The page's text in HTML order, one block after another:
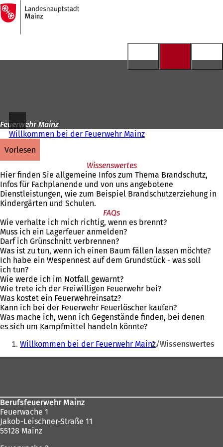
Inhalt anspringen
Zur
Startseite
Feuerwehr Mainz
Willkommen bei der Feuerwehr Mainz
vorlesen
Wissenswertes
Hier finden Sie allgemeine Infos zum Thema Brandschutz,
Infos für Fachplanende und von uns angebotene
Dienstleistungen, wie zum Beispiel Brandschutzerziehung in
Kindergärten und Schulen.
FAQs
Wie verhalte ich mich richtig, wenn es brennt?
Muss ich ein Lagerfeuer anmelden?
Darf ich Grünschnitt verbrennen?
Was ist zu tun, wenn ich einen Baum fällen lassen möchte?
Ich habe ein Wespennest auf dem Grundstück - was soll
ich tun?
Wie werde ich im Notfall gewarnt?
Wie trete ich der Freiwilligen Feuerwehr bei?
Was kostet ein Feuerwehreinsatz?
Kann ich bei der Feuerwehr Feuerlöscher kaufen?
Was mache ich, wenn ich Gegenstände finden, bei denen
es sich um Kampfmittel handeln könnte?
Sie
befinden
Willkommen bei der Feuerwehr Mainz Wissenswertes
Berufsfeuerwehr Mainz
Feuerwache 1
Jakob-Leischner-Straße 11
55128 Mainz